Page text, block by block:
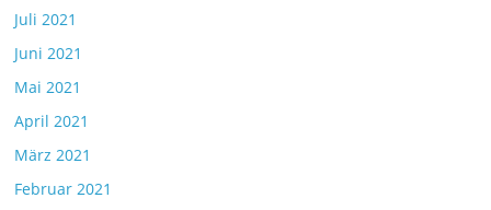
Juli 2021
Juni 2021
Mai 2021
April 2021
März 2021
Februar 2021